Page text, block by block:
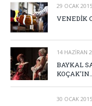
29 OCAK 2015
VENEDİK
14 HAZIRAN
BAYKAL
30 OCAK 2015